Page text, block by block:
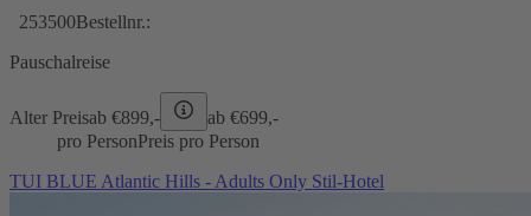
253500Bestellnr.:
Pauschalreise
Alter Preisab €899,- ab €699,-
pro PersonPreis pro Person
TUI BLUE Atlantic Hills - Adults Only Stil-Hotel